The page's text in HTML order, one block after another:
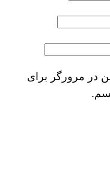
در مرورگر برای